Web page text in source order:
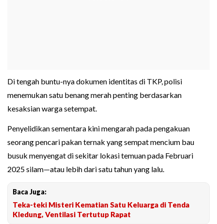
Di tengah buntu-nya dokumen identitas di TKP, polisi
menemukan satu benang merah penting berdasarkan
kesaksian warga setempat.
Penyelidikan sementara kini mengarah pada pengakuan
seorang pencari pakan ternak yang sempat mencium bau
busuk menyengat di sekitar lokasi temuan pada Februari
2025 silam—atau lebih dari satu tahun yang lalu.
Baca Juga:
Teka-teki Misteri Kematian Satu Keluarga di Tenda
Kledung, Ventilasi Tertutup Rapat